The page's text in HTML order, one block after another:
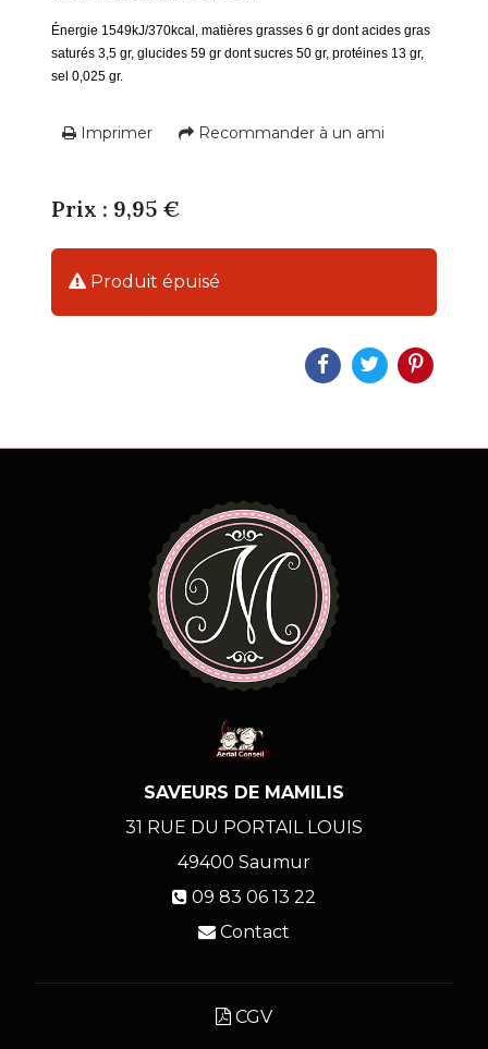
Énergie 1549kJ/370kcal, matières grasses 6 gr dont acides gras
saturés 3,5 gr, glucides 59 gr dont sucres 50 gr, protéines 13 gr,
sel 0,025 gr.
Imprimer Recommander à un ami
Prix : 9,95 €
Produit épuisé
SAVEURS DE MAMILIS
31 RUE DU PORTAIL LOUIS
49400 Saumur
09 83 06 13 22
Contact
CGV